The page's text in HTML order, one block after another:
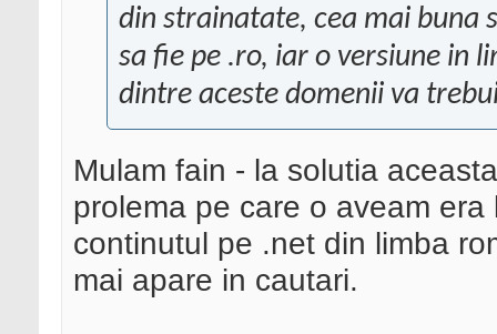
din strainatate, cea mai buna
sa fie pe .ro, iar o versiune in
dintre aceste domenii va
Mulam fain - la solutia
prolema pe care o aveam
continutul pe .net din limba
mai apare in cautari.